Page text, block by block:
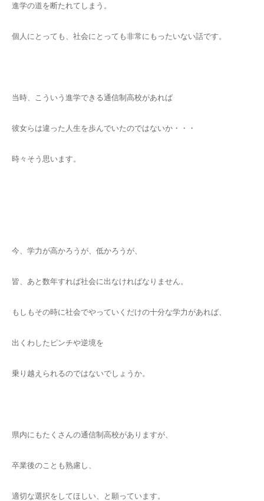
進学の道を断たれてしまう。
個人にとっても、社会にとっても非常にもったいない話です。
当時、こういう進学できる通信制高校があれば
彼女らは違った人生を歩んでいたのではないか・・・
時々そう思います。
今、学力が高かろうが、低かろうが、
皆、あと数年すれば社会に出なければなりません。
もしもその時に社会でやっていくだけの十分な学力があれば、
出くわしたピンチや逆境を
乗り越えられるのではないでしょうか。
県内にもたくさんの通信制高校がありますが、
卒業後のことも熟慮し、
適切な選択をしてほしい、と願っています。